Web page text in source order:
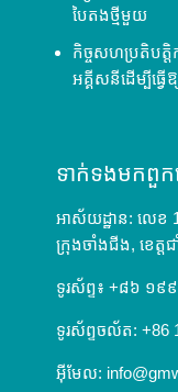
បៃតងថ្មីមួយ
កិច្ចសហប្រតិបត្តិ
អគ្គីសនីដើម្បីធ្វើ
ទាក់ទង​មក​ពួ
អាស័យដ្ឋាន: លេខ
ក្រុងចាំងជីង, ខេត្
ទូរស័ព្ទ៖ +៨៦ ១
ទូរស័ព្ទចល័ត: +86
អ៊ីមែល: